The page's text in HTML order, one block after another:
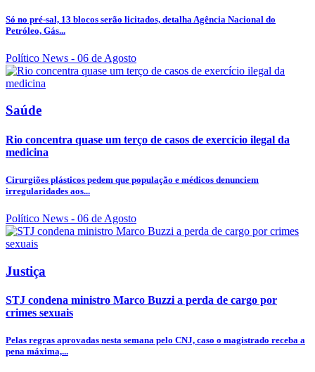
Só no pré-sal, 13 blocos serão licitados, detalha Agência Nacional do
Petróleo, Gás...
Político News - 06 de Agosto
Saúde
Rio concentra quase um terço de casos de exercício ilegal da
medicina
Cirurgiões plásticos pedem que população e médicos denunciem
irregularidades aos...
Político News - 06 de Agosto
Justiça
STJ condena ministro Marco Buzzi a perda de cargo por
crimes sexuais
Pelas regras aprovadas nesta semana pelo CNJ, caso o magistrado receba a
pena máxima,...